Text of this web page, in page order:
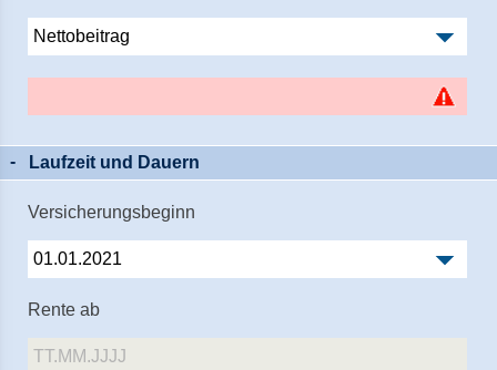
Laufzeit und Dauern
Versicherungsbeginn
Rente ab